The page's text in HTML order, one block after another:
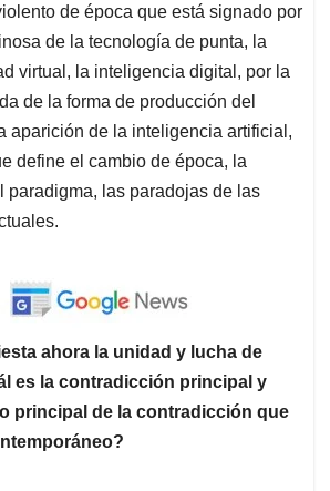
de época que está signado por
de la tecnología de punta, la
virtual, la inteligencia digital, por la
de la forma de producción del
aparición de la inteligencia artificial,
define el cambio de época, la
paradigma, las paradojas de las
ahora la unidad y lucha de
es la contradicción principal y
principal de la contradicción que